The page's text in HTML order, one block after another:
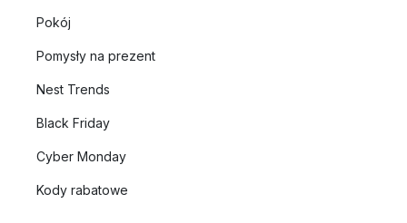
Pokój
Pomysły na prezent
Nest Trends
Black Friday
Cyber Monday
Kody rabatowe